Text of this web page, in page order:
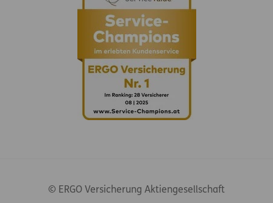
© ERGO Versicherung Aktiengesellschaft